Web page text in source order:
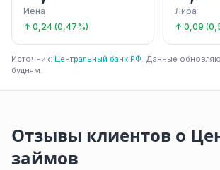
Иена
↑ 0,24 (0,47%)
Лира
↑ 0,09
Источник: Центральный банк РФ. Данные
будням.
Отзывы клиентов о
займов